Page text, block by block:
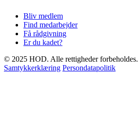
Bliv medlem
Find medarbejder
Få rådgivning
Er du kadet?
© 2025 HOD. Alle rettigheder forbeholdes.
Samtykkerklæring Persondatapolitik